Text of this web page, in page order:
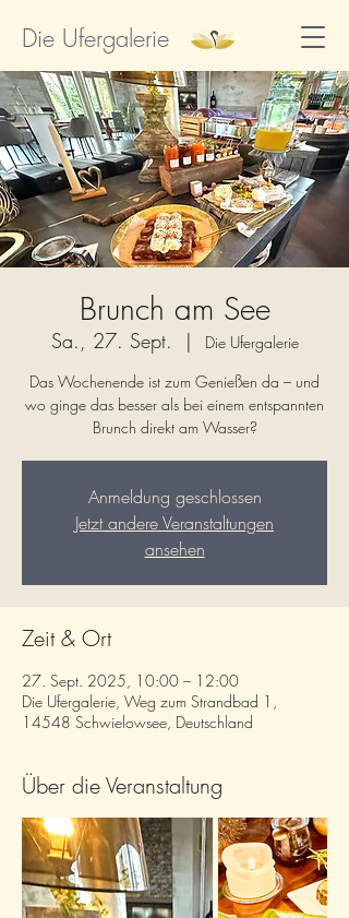
Die Ufergalerie
Brunch am See
Sa., 27. Sept.
  |
Die Ufergalerie
Das Wochenende ist zum Genießen da – und
wo ginge das besser als bei einem entspannten
Brunch direkt am Wasser?
Anmeldung geschlossen
Jetzt andere Veranstaltungen
ansehen
Zeit & Ort
27. Sept. 2025, 10:00 – 12:00
Die Ufergalerie, Weg zum Strandbad 1,
14548 Schwielowsee, Deutschland
Über die Veranstaltung